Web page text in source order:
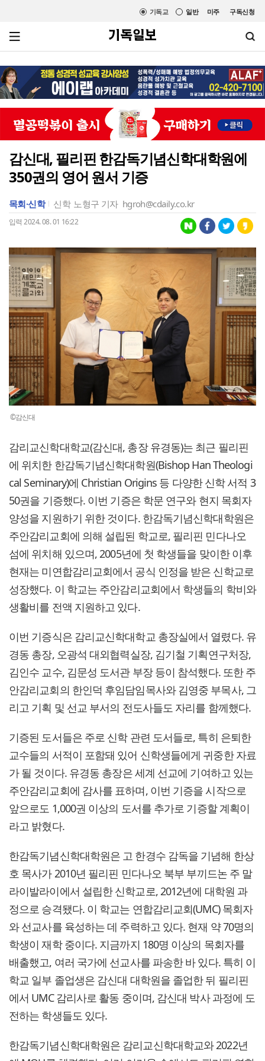
미주 구독신청
일반
기독교
감신대, 필리핀 한감독기념신학대학원에
350권의 영어 원서 기증
목회·신학 신학 노형구 기자 hgroh@cdaily.co.kr
입력 2024. 08. 01 16:22
©감신대
감리교신학대학교(감신대, 총장 유경동)는 최근 필리핀
에 위치한 한감독기념신학대학원(Bishop Han Theologi
cal Seminary)에 Christian Origins 등 다양한 신학 서적 3
50권을 기증했다. 이번 기증은 학문 연구와 현지 목회자
양성을 지원하기 위한 것이다. 한감독기념신학대학원은
주안감리교회에 의해 설립된 학교로, 필리핀 민다나오
섬에 위치해 있으며, 2005년에 첫 학생들을 맞이한 이후
현재는 미연합감리교회에서 공식 인정을 받은 신학교로
성장했다. 이 학교는 주안감리교회에서 학생들의 학비와
생활비를 전액 지원하고 있다.
이번 기증식은 감리교신학대학교 총장실에서 열렸다. 유
경동 총장, 오광석 대외협력실장, 김기철 기획연구처장,
김인수 교수, 김문성 도서관 부장 등이 참석했다. 또한 주
안감리교회의 한인덕 후임담임목사와 김영중 부목사, 그
리고 기획 및 선교 부서의 전도사들도 자리를 함께했다.
기증된 도서들은 주로 신학 관련 도서들로, 특히 은퇴한
교수들의 서적이 포함돼 있어 신학생들에게 귀중한 자료
가 될 것이다. 유경동 총장은 세계 선교에 기여하고 있는
주안감리교회에 감사를 표하며, 이번 기증을 시작으로
앞으로도 1,000권 이상의 도서를 추가로 기증할 계획이
라고 밝혔다.
한감독기념신학대학원은 고 한경수 감독을 기념해 한상
호 목사가 2010년 필리핀 민다나오 북부 부끼드논 주 말
라이발라이에서 설립한 신학교로, 2012년에 대학원 과
정으로 승격됐다. 이 학교는 연합감리교회(UMC) 목회자
와 선교사를 육성하는 데 주력하고 있다. 현재 약 70명의
학생이 재학 중이다. 지금까지 180명 이상의 목회자를
배출했고, 여러 국가에 선교사를 파송한 바 있다. 특히 이
학교 일부 졸업생은 감신대 대학원을 졸업한 뒤 필리핀
에서 UMC 감리사로 활동 중이며, 감신대 박사 과정에 도
전하는 학생들도 있다.
한감독기념신학대학원은 감리교신학대학교와 2022년